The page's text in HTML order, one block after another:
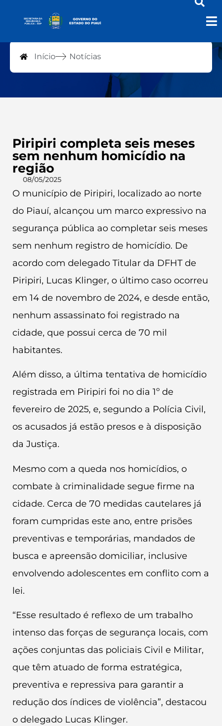
Notícias
Início Notícias
Piripiri completa seis meses
sem nenhum homicídio na
região
08/05/2025
O município de Piripiri, localizado ao norte
do Piauí, alcançou um marco expressivo na
segurança pública ao completar seis meses
sem nenhum registro de homicídio. De
acordo com delegado Titular da DFHT de
Piripiri, Lucas Klinger, o último caso ocorreu
em 14 de novembro de 2024, e desde então,
nenhum assassinato foi registrado na
cidade, que possui cerca de 70 mil
habitantes.
Além disso, a última tentativa de homicídio
registrada em Piripiri foi no dia 1º de
fevereiro de 2025, e, segundo a Polícia Civil,
os acusados já estão presos e à disposição
da Justiça.
Mesmo com a queda nos homicídios, o
combate à criminalidade segue firme na
cidade. Cerca de 70 medidas cautelares já
foram cumpridas este ano, entre prisões
preventivas e temporárias, mandados de
busca e apreensão domiciliar, inclusive
envolvendo adolescentes em conflito com a
lei.
“Esse resultado é reflexo de um trabalho
intenso das forças de segurança locais, com
ações conjuntas das policiais Civil e Militar,
que têm atuado de forma estratégica,
preventiva e repressiva para garantir a
redução dos índices de violência”, destacou
o delegado Lucas Klinger.